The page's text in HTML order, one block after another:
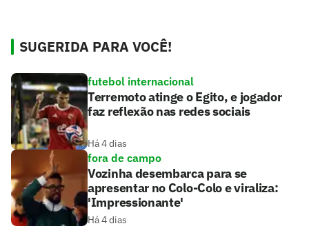
SUGERIDA PARA VOCÊ!
futebol internacional
Terremoto atinge o Egito, e jogador
faz reflexão nas redes sociais
Há 4 dias
fora de campo
Vozinha desembarca para se
apresentar no Colo-Colo e viraliza:
'Impressionante'
Há 4 dias